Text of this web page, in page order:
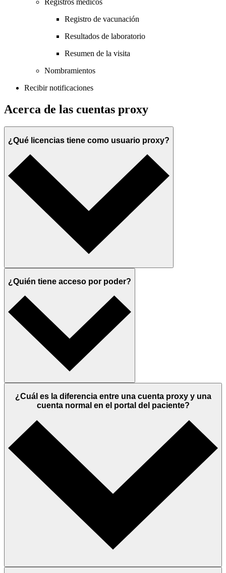
Registros médicos
Registro de vacunación
Resultados de laboratorio
Resumen de la visita
Nombramientos
Recibir notificaciones
Acerca de las cuentas proxy
¿Qué licencias tiene como usuario proxy?
¿Quién tiene acceso por poder?
¿Cuál es la diferencia entre una cuenta proxy y una
cuenta normal en el portal del paciente?